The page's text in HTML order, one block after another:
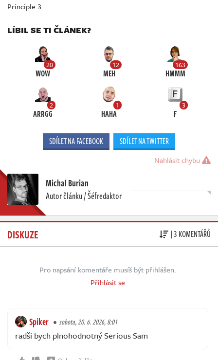
Principle 3
LÍBIL SE TI ČLÁNEK?
20
WOW
12
MEH
163
HMMM
2
ARRGG
1
HAHA
3
F
SDÍLET NA FACEBOOK SDÍLET NA TWITTER
Nahlásit chybu
Michal Burian
Autor článku / Šéfredaktor
DISKUZE | 3 KOMENTÁŘŮ
Pro napsání komentáře musíš být přihlášen.
Přihlásit se
Spiker sobota, 20. 6. 2026, 8:01
radši bych plnohodnotný Serious Sam